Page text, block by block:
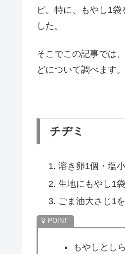
ベトナム風サ
めざましテ
もやしレシピの特集
ちなみに、今日のめ
ピ。特に、もやし1
した。
そこでこの記事では